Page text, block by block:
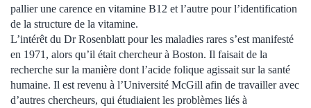
pallier une carence en vitamine B12 et l’autre pour l’identification
de la structure de la vitamine.
L’intérêt du Dr Rosenblatt pour les maladies rares s’est manifesté
en 1971, alors qu’il était chercheur à Boston. Il faisait de la
recherche sur la manière dont l’acide folique agissait sur la santé
humaine. Il est revenu à l’Université McGill afin de travailler avec
d’autres chercheurs, qui étudiaient les problèmes liés à